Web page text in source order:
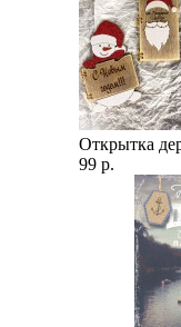
Открытка
99 р.